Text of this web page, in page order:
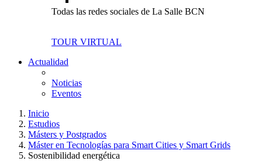
Todas las redes sociales de La Salle BCN
TOUR VIRTUAL
Actualidad
Noticias
Eventos
Inicio
Estudios
Másters y Postgrados
Máster en Tecnologías para Smart Cities y Smart Grids
Sostenibilidad energética